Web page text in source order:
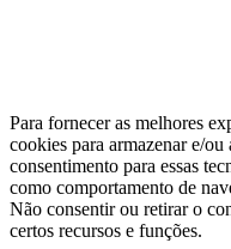
Para fornecer as melhores
cookies para armazenar e/
consentimento para essas
como comportamento de
Não consentir ou retirar o
certos recursos e funções.